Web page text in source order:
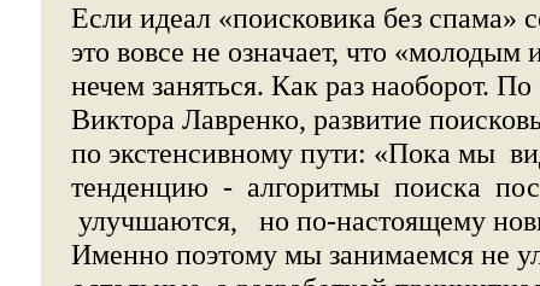
Если идеал «поисковика без спама»
это вовсе не означает, что
нечем заняться. Как раз наоборот.
Виктора Лавренко, развитие
по экстенсивному пути: «Пока мы
тенденцию - алгоритмы поиска
улучшаются, но по-настоящему
Именно поэтому мы занимаемся не